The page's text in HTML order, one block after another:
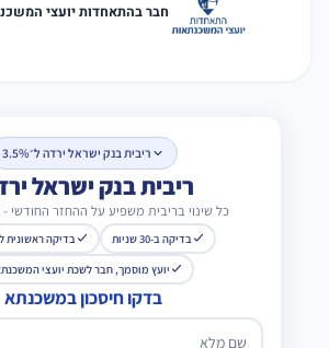
חבר בהתאחדות יועצי
ריבית בנק ישראל ירדה ל־3.5%
ריבית בנק ישראל
כל שינוי בריבית משפיע על ההחזר החודשי -
בדיקה ב-30 שניות
בדיקה ראשונית
יועץ מוסמך, חבר לשכת יועצי
בדקו חיסכון במשכנתא
שם מלא